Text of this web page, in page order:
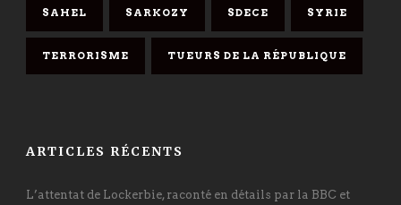
SAHEL SARKOZY SDECE SYRIE
TERRORISME TUEURS DE LA RÉPUBLIQUE
ARTICLES RÉCENTS
L’attentat de Lockerbie, raconté en détails par la BBC et